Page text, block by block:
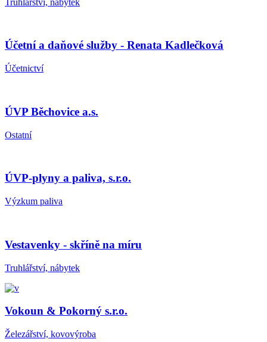
Účetní a daňové služby - Renata Kadlečková
Účetnictví
ÚVP Běchovice a.s.
Ostatní
ÚVP-plyny a paliva, s.r.o.
Výzkum paliva
Vestavenky - skříně na míru
Truhlářství, nábytek
Vokoun & Pokorný s.r.o.
Železářství, kovovýroba